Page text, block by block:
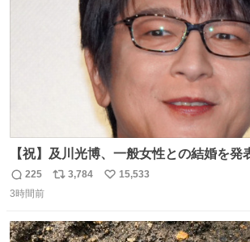
【祝】及川光博、一般女性との結婚を発
かっております」 news.livedoor.com/
「私、及川光博はこの度、交際しており
も変わらず俳優として、ミッチーとして
返
信
225
リ
ト
3,784
い
数
15,533
3時間前